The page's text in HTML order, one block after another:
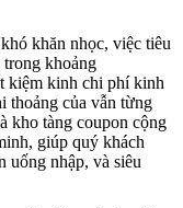
khăn nhọc, việc tiêu
trong khoảng
kiệm kinh chi phí kinh
thoảng của vẫn từng
kho tàng coupon cộng
giúp quý khách
uống nhập, và siêu